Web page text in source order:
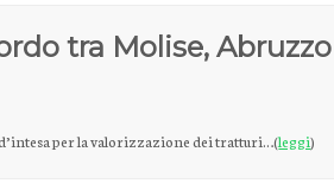
tra Molise,
per la valorizzazione dei tratturi…(leggi)